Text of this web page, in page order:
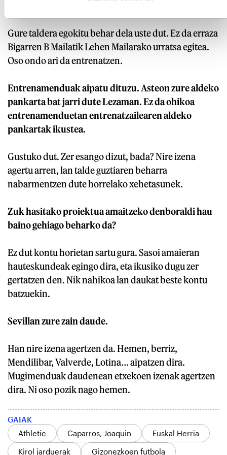
Gure taldera egokitu behar dela uste dut. Ez da erraza
Bigarren B Mailatik Lehen Mailarako urratsa egitea.
Oso ondo ari da entrenatzen.
Entrenamenduak aipatu dituzu. Asteon zure aldeko
pankarta bat jarri dute Lezaman. Ez da ohikoa
entrenamenduetan entrenatzailearen aldeko
pankartak ikustea.
Gustuko dut. Zer esango dizut, bada? Nire izena
agertu arren, lan talde guztiaren beharra
nabarmentzen dute horrelako xehetasunek.
Zuk hasitako proiektua amaitzeko denboraldi hau
baino gehiago beharko da?
Ez dut kontu horietan sartu gura. Sasoi amaieran
hauteskundeak egingo dira, eta ikusiko dugu zer
gertatzen den. Nik nahikoa lan daukat beste kontu
batzuekin.
Sevillan zure zain daude.
Han nire izena agertzen da. Hemen, berriz,
Mendilibar, Valverde, Lotina… aipatzen dira.
Mugimenduak daudenean etxekoen izenak agertzen
dira. Ni oso pozik nago hemen.
GAIAK
Athletic
Caparros, Joaquin
Euskal Herria
Kirol jarduerak
Gizonezkoen futbola